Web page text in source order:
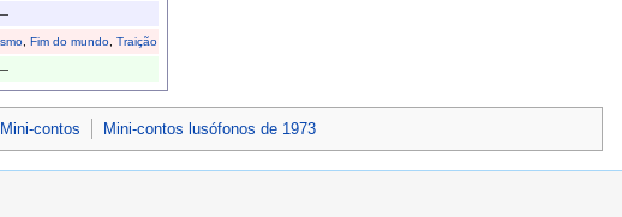
, Fim do mundo, Traição
Mini-contos Mini-contos lusófonos de 1973